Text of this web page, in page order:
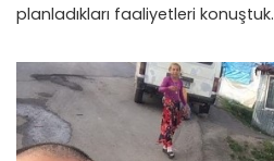
planladıkları faaliyetleri konuştuk.